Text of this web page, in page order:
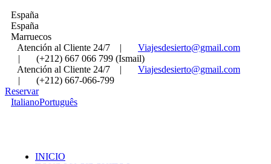
España
España
Marruecos
Atención al Cliente 24/7
|
Viajesdesierto@gmail.com
|
(+212) 667 066 799 (Ismail)
Atención al Cliente 24/7
|
Viajesdesierto@gmail.com
|
(+212) 667-066-799
Reservar
ItalianoPortuguês
INICIO